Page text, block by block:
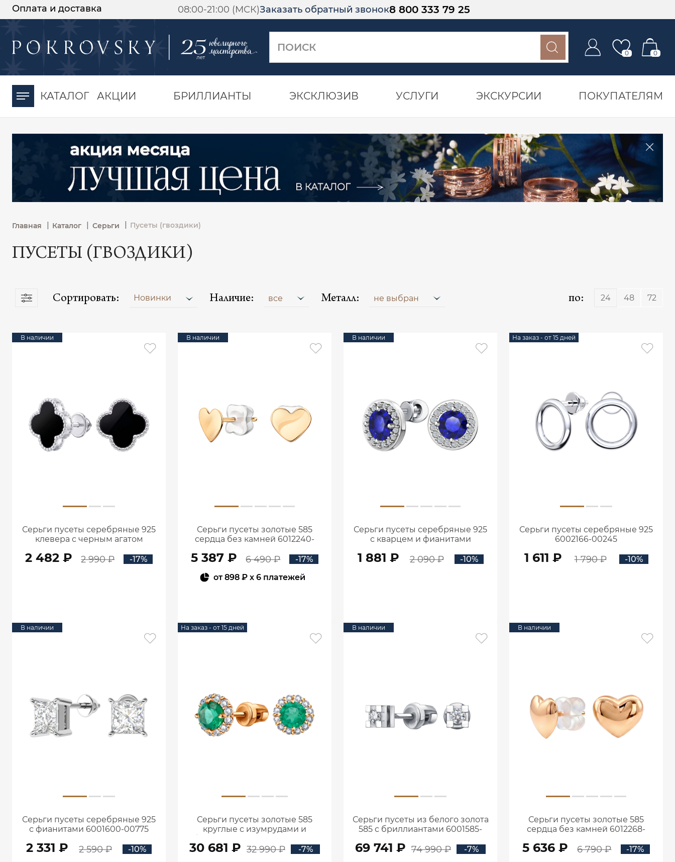
Оплата и доставка 08:00-21:00 (МСК)Заказать обратный звонок8 800 333 79 25
0 0
КАТАЛОГ АКЦИИ БРИЛЛИАНТЫ ЭКСКЛЮЗИВ УСЛУГИ ЭКСКУРСИИ ПОКУПАТЕЛЯМ
Главная | Каталог | Серьги Пусеты (гвоздики)
ПУСЕТЫ (ГВОЗДИКИ)
Сортировать: Новинки Наличие: все Металл: не выбран по: 24 48 72
В наличии
Серьги пусеты серебряные 925
клевера с черным агатом
2 482 ₽ 2 990 ₽ -17%
В наличии
Серьги пусеты золотые 585
сердца без камней 6012240-
5 387 ₽ 6 490 ₽
-17%
от898 ₽ x 6 платежей
В наличии
Серьги пусеты серебряные 925
с кварцем и фианитами
1 881 ₽ 2 090 ₽ -10%
На заказ - от 15 дней
Серьги пусеты серебряные 925
6002166-00245
1 611 ₽ 1 790 ₽ -10%
В наличии
Серьги пусеты серебряные 925
с фианитами 6001600-00775
2 331 ₽ 2 590 ₽ -10%
На заказ - от 15 дней
Серьги пусеты золотые 585
круглые с изумрудами и
30 681 ₽ 32 990 ₽ -7%
В наличии
Серьги пусеты из белого золота
585 с бриллиантами 6001585-
69 741 ₽ 74 990 ₽
-7%
В наличии
Серьги пусеты золотые 585
сердца без камней 6012268-
5 636 ₽ 6 790 ₽
-17%
-30%
момента оплаты